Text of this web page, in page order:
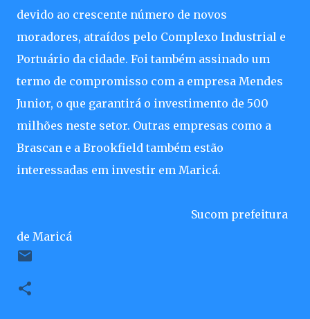
devido ao crescente número de novos
moradores, atraídos pelo Complexo Industrial e
Portuário da cidade. Foi também assinado um
termo de compromisso com a empresa Mendes
Junior, o que garantirá o investimento de 500
milhões neste setor. Outras empresas como a
Brascan e a Brookfield também estão
interessadas em investir em Maricá.
Sucom prefeitura
de Maricá